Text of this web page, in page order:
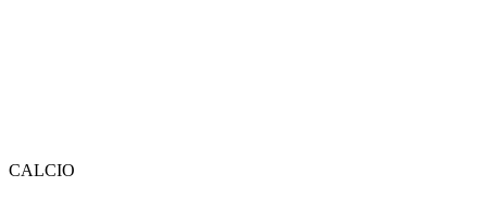
CALCIO